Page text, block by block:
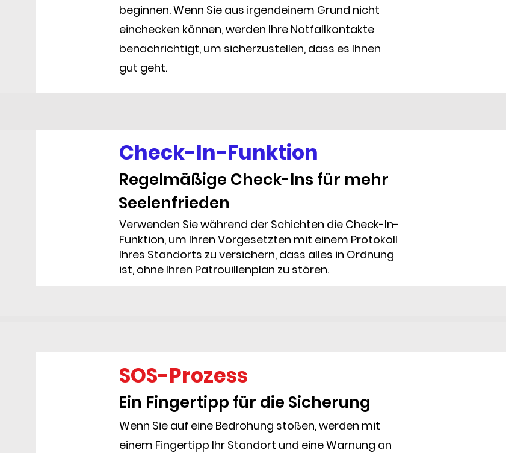
beginnen. Wenn Sie aus irgendeinem Grund nicht
einchecken können, werden Ihre Notfallkontakte
benachrichtigt, um sicherzustellen, dass es Ihnen
gut geht.
Check-In-Funktion
Regelmäßige Check-Ins für mehr
Seelenfrieden
Verwenden Sie während der Schichten die Check-In-
Funktion, um Ihren Vorgesetzten mit einem Protokoll
Ihres Standorts zu versichern, dass alles in Ordnung
ist, ohne Ihren Patrouillenplan zu stören.
SOS-Prozess
Ein Fingertipp für die Sicherung
Wenn Sie auf eine Bedrohung stoßen, werden mit
einem Fingertipp Ihr Standort und eine Warnung an